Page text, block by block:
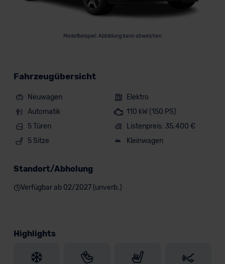
Modellbeispiel: Abbildung kann abweichen
Fahrzeugübersicht
Neuwagen
Elektro
Automatik
110 kW (150 PS)
5 Türen
Listenpreis: 35.400 €
5 Sitze
Kleinwagen
Standort/Abholung
Verfügbar ab 02/2027 (unverb.)
Highlights